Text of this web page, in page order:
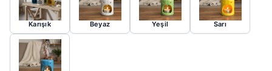
Karışık Beyaz Yeşil Sarı